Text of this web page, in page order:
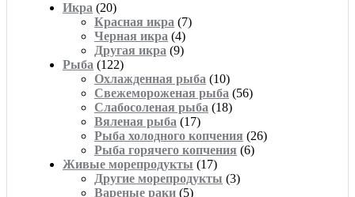
Икра (20)
Красная икра (7)
Черная икра (4)
Другая икра (9)
Рыба (122)
Охлажденная рыба (10)
Свежемороженая рыба (56)
Слабосоленая рыба (18)
Вяленая рыба (17)
Рыба холодного копчения (26)
Рыба горячего копчения (6)
Живые морепродукты (17)
Другие морепродукты (3)
Вареные раки (5)